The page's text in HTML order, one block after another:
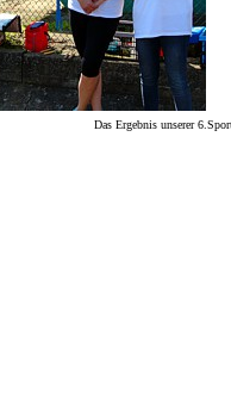
Das Ergebnis unserer